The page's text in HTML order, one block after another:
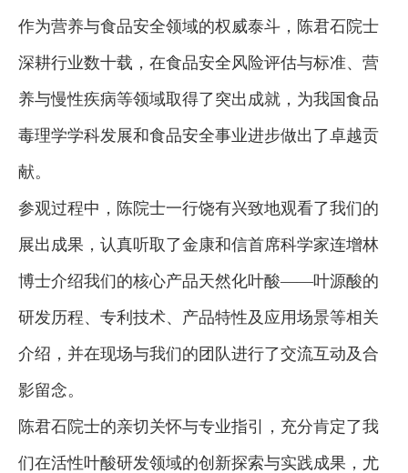
作为营养与食品安全领域的权威泰斗，陈君石院士
深耕行业数十载，在食品安全风险评估与标准、营
养与慢性疾病等领域取得了突出成就，为我国食品
毒理学学科发展和食品安全事业进步做出了卓越贡
献。
参观过程中，陈院士一行饶有兴致地观看了我们的
展出成果，认真听取了金康和信首席科学家连增林
博士介绍我们的核心产品天然化叶酸——叶源酸的
研发历程、专利技术、产品特性及应用场景等相关
介绍，并在现场与我们的团队进行了交流互动及合
影留念。
陈君石院士的亲切关怀与专业指引，充分肯定了我
们在活性叶酸研发领域的创新探索与实践成果，尤